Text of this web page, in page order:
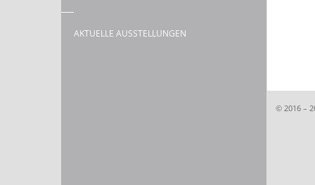
AKTUELLE AUSSTELLUNGEN
© 2016 –